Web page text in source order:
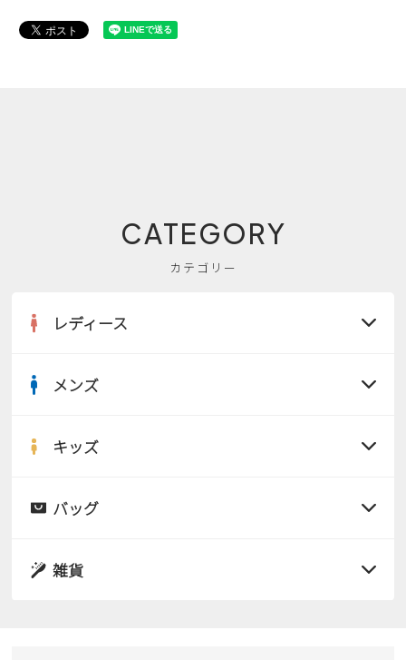
CATEGORY
カテゴリー
レディース
サンダル
スニーカー
メンズ
サンダル
キッズ
サンダル
バッグ
雑貨